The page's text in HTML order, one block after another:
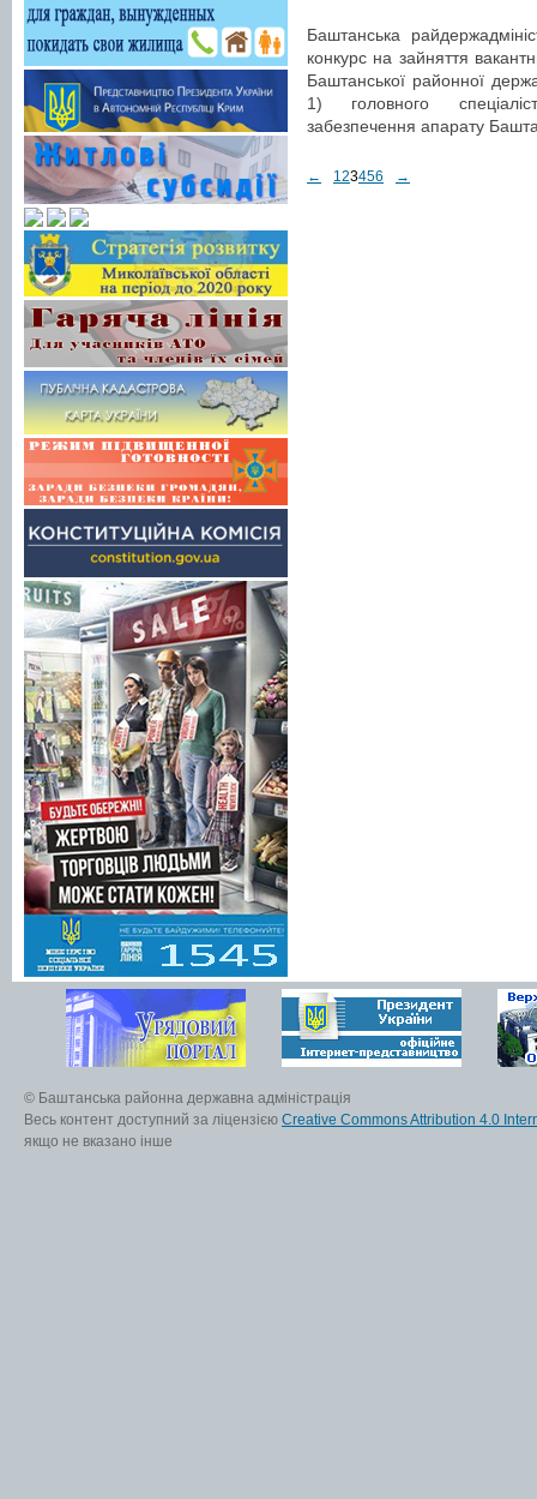
Баштанська
конкурс на зайняття
Баштанської районної
1) головного
забезпечення апарату
← 123456 →
© Баштанська районна державна адміністрація
Весь контент доступний за ліцензією Creative Commons Attribution 4.0
якщо не вказано інше